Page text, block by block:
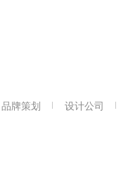
品牌策划 设计公司